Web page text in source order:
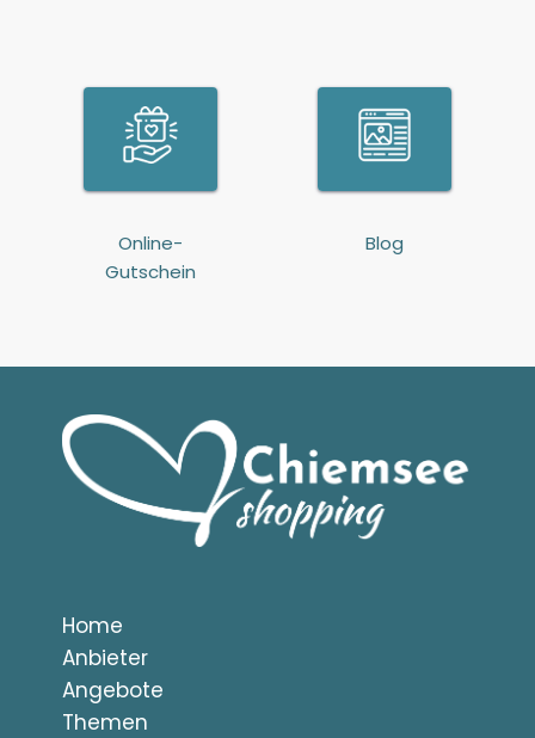
Online-
Gutschein
Blog
Home
Anbieter
Angebote
Themen